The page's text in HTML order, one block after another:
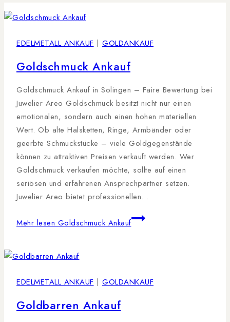
EDELMETALL ANKAUF | GOLDANKAUF
Goldschmuck Ankauf
Goldschmuck Ankauf in Solingen – Faire Bewertung bei
Juwelier Areo Goldschmuck besitzt nicht nur einen
emotionalen, sondern auch einen hohen materiellen
Wert. Ob alte Halsketten, Ringe, Armbänder oder
geerbte Schmuckstücke – viele Goldgegenstände
können zu attraktiven Preisen verkauft werden. Wer
Goldschmuck verkaufen möchte, sollte auf einen
seriösen und erfahrenen Ansprechpartner setzen.
Juwelier Areo bietet professionellen…
Mehr lesen Goldschmuck Ankauf
EDELMETALL ANKAUF | GOLDANKAUF
Goldbarren Ankauf